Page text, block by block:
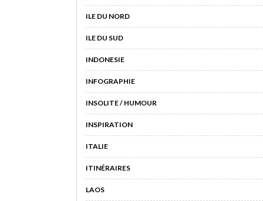
ILE DU NORD
ILE DU SUD
INDONESIE
INFOGRAPHIE
INSOLITE / HUMOUR
INSPIRATION
ITALIE
ITINÉRAIRES
LAOS